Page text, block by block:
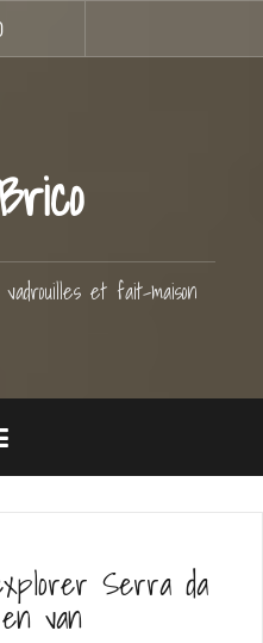
et fait-maison
Serra da
van